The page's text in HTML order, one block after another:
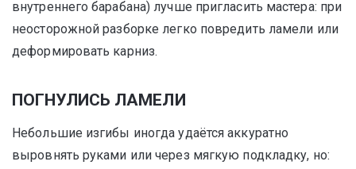
внутреннего барабана) лучше пригласить мастера: при
неосторожной разборке легко повредить ламели или
деформировать карниз.
ПОГНУЛИСЬ ЛАМЕЛИ
Небольшие изгибы иногда удаётся аккуратно
выровнять руками или через мягкую подкладку, но: